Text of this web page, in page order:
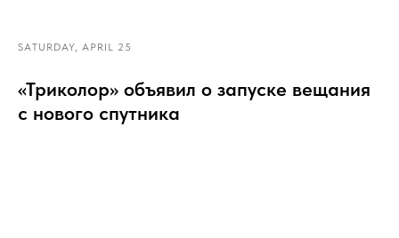
SATURDAY, APRIL 25
«Триколор» объявил о запуске вещания
с нового спутника